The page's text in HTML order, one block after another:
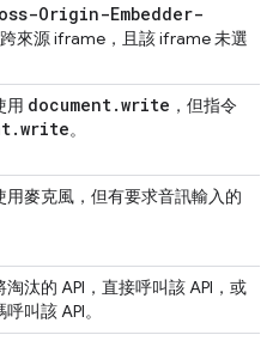
Origin-Embedder-
跨來源 iframe，且該 iframe 未選
用 document .write ，但指令
.write。
麥克風，但有要求音訊輸入的
汰的 API，直接呼叫該 API，或
叫該 API。